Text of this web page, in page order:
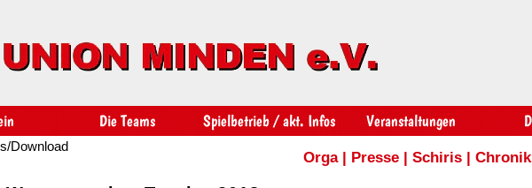
Orga| Presse| Schiris| Chronik